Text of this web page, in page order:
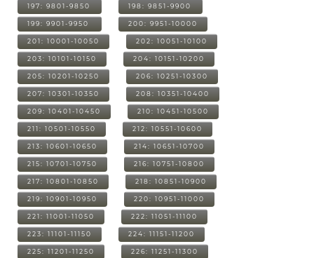
197: 9801-9850 198: 9851-9900
199: 9901-9950 200: 9951-10000
201: 10001-10050 202: 10051-10100
203: 10101-10150 204: 10151-10200
205: 10201-10250 206: 10251-10300
207: 10301-10350 208: 10351-10400
209: 10401-10450 210: 10451-10500
211: 10501-10550 212: 10551-10600
213: 10601-10650 214: 10651-10700
215: 10701-10750 216: 10751-10800
217: 10801-10850 218: 10851-10900
219: 10901-10950 220: 10951-11000
221: 11001-11050 222: 11051-11100
223: 11101-11150 224: 11151-11200
225: 11201-11250 226: 11251-11300